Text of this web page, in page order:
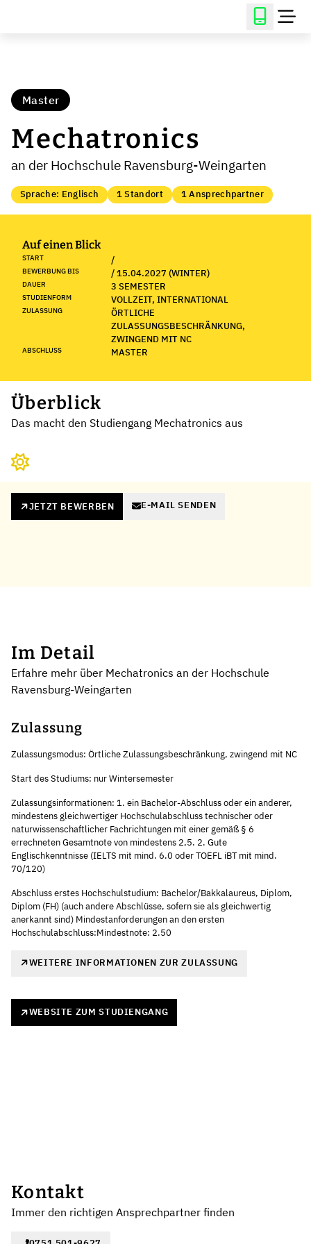
Master
Mechatronics
an der Hochschule Ravensburg-Weingarten
Sprache: Englisch 1 Standort 1 Ansprechpartner
Auf einen Blick
START /
BEWERBUNG BIS / 15.04.2027 (WINTER)
DAUER 3 SEMESTER
STUDIENFORM VOLLZEIT, INTERNATIONAL
ZULASSUNG
ÖRTLICHE
ZULASSUNGSBESCHRÄNKUNG,
ZWINGEND MIT NC
ABSCHLUSS MASTER
Überblick
Das macht den Studiengang Mechatronics aus
JETZT BEWERBEN E-MAIL SENDEN
Im Detail
Erfahre mehr über Mechatronics an der Hochschule
Ravensburg-Weingarten
Zulassung
Zulassungsmodus: Örtliche Zulassungsbeschränkung, zwingend mit NC
Start des Studiums: nur Wintersemester
Zulassungsinformationen: 1. ein Bachelor-Abschluss oder ein anderer,
mindestens gleichwertiger Hochschulabschluss technischer oder
naturwissenschaftlicher Fachrichtungen mit einer gemäß § 6
errechneten Gesamtnote von mindestens 2,5. 2. Gute
Englischkenntnisse (IELTS mit mind. 6.0 oder TOEFL iBT mit mind.
70/120)
Abschluss erstes Hochschulstudium: Bachelor/Bakkalaureus, Diplom,
Diplom (FH) (auch andere Abschlüsse, sofern sie als gleichwertig
anerkannt sind) Mindestanforderungen an den ersten
Hochschulabschluss:Mindestnote: 2.50
WEITERE INFORMATIONEN ZUR ZULASSUNG
WEBSITE ZUM STUDIENGANG
Kontakt
Immer den richtigen Ansprechpartner finden